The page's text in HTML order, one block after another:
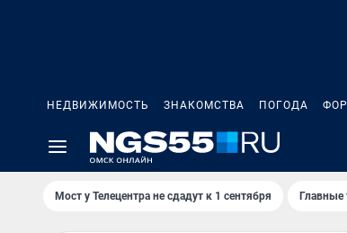
НЕДВИЖИМОСТЬ ЗНАКОМСТВА ПОГОДА
Мост у Телецентра не сдадут к 1 сентября Главные